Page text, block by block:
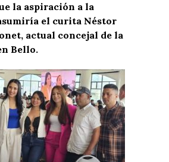
la aspiración a la
el curita Néstor
actual concejal de la
Bello.